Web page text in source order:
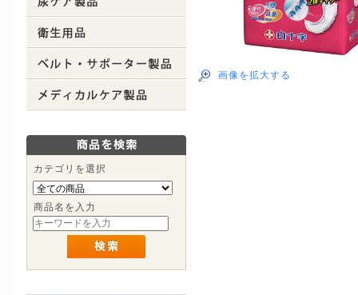
カテゴリを選択
商品名を入力
画像を拡大する